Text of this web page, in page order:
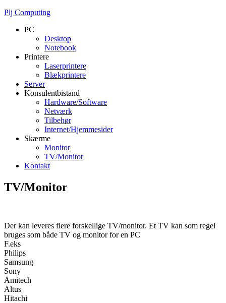
Plj Computing
PC
Desktop
Notebook
Printere
Laserprintere
Blækprintere
Server
Konsulentbistand
Hardware/Software
Netværk
Tilbehør
Internet/Hjemmesider
Skærme
Monitor
TV/Monitor
Kontakt
TV/Monitor
Der kan leveres flere forskellige TV/monitor. Et TV kan som regel
bruges som både TV og monitor for en PC
F.eks
Philips
Samsung
Sony
Amitech
Altus
Hitachi